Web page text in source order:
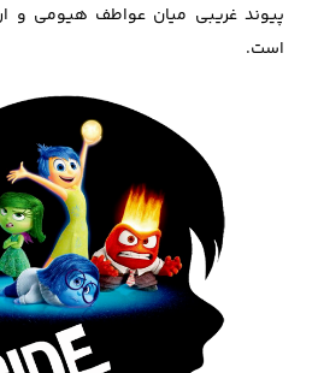
پیوند غریبی میان عواطف هیومی و
است.